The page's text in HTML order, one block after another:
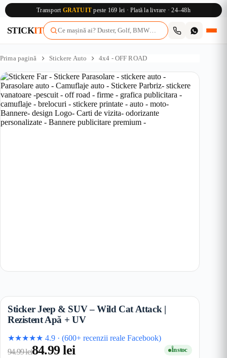
Transport GRATUIT peste 169 lei · Plată la livrare · 24–48h
STICKIT
la
Prima pagină Stickere Auto 4x4 - OFF ROAD
Sticker Jeep & SUV – Wild Cat Attack |
Rezistent Apă + UV
★★★★★ 4.9 · (600+ recenzii reale Facebook)
94.99lei84.99lei În stoc